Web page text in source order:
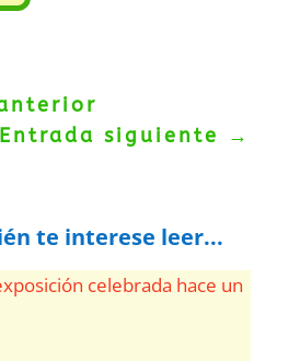
Entrada siguiente
→
te interese leer...